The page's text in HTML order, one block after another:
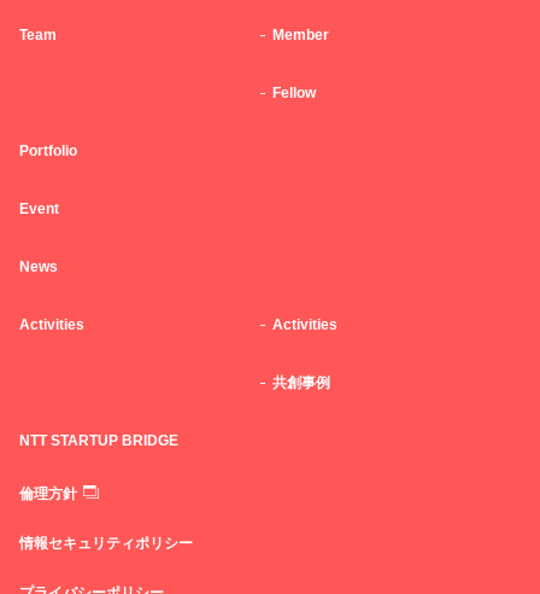
Team Member
Fellow
Portfolio
Event
News
Activities Activities
共創事例
NTT STARTUP BRIDGE
倫理方針
情報セキュリティポリシー